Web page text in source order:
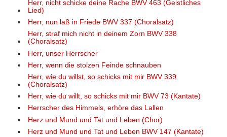
Herr, nicht schicke deine Rache BWV 463 (Geistliches
Lied)
Herr, nun laß in Friede BWV 337 (Choralsatz)
Herr, straf mich nicht in deinem Zorn BWV 338
(Choralsatz)
Herr, unser Herrscher
Herr, wenn die stolzen Feinde schnauben
Herr, wie du willst, so schicks mit mir BWV 339
(Choralsatz)
Herr, wie du willt, so schicks mit mir BWV 73 (Kantate)
Herrscher des Himmels, erhöre das Lallen
Herz und Mund und Tat und Leben (Chor)
Herz und Mund und Tat und Leben BWV 147 (Kantate)